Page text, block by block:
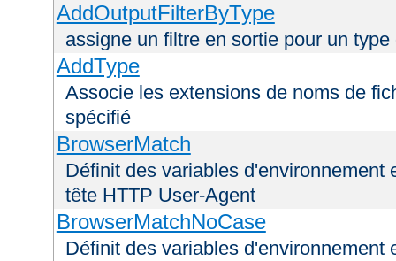
AddOutputFilterByType
assigne un filtre en sortie pour un
AddType
Associe les extensions de noms de
spécifié
BrowserMatch
Définit des variables d'environnement
tête HTTP User-Agent
BrowserMatchNoCase
Définit des variables d'environnement